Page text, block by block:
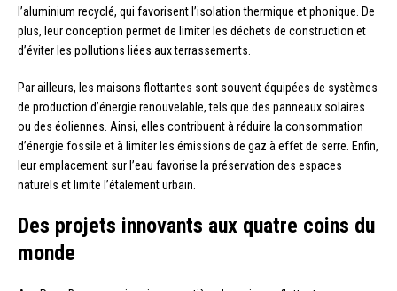
l’aluminium recyclé, qui favorisent l’isolation thermique et phonique. De
plus, leur conception permet de limiter les déchets de construction et
d’éviter les pollutions liées aux terrassements.
Par ailleurs, les maisons flottantes sont souvent équipées de systèmes
de production d’énergie renouvelable, tels que des panneaux solaires
ou des éoliennes. Ainsi, elles contribuent à réduire la consommation
d’énergie fossile et à limiter les émissions de gaz à effet de serre. Enfin,
leur emplacement sur l’eau favorise la préservation des espaces
naturels et limite l’étalement urbain.
Des projets innovants aux quatre coins du
monde